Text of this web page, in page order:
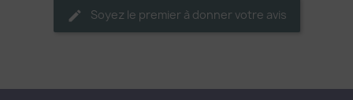
Soyez le premier à donner votre avis